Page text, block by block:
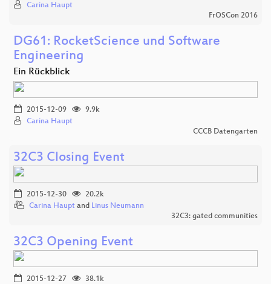
Carina Haupt
FrOSCon 2016
DG61: RocketScience und Software
Engineering
Ein Rückblick
2015-12-09
9.9k
Carina Haupt
CCCB Datengarten
32C3 Closing Event
2015-12-30
20.2k
Carina Haupt and Linus Neumann
32C3: gated communities
32C3 Opening Event
2015-12-27
38.1k